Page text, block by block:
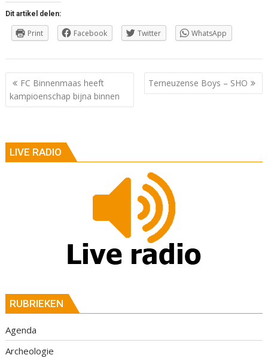
Dit artikel delen:
Print Facebook Twitter WhatsApp
Berichtnavigatie
FC Binnenmaas heeft
kampioenschap bijna binnen
Terneuzense Boys – SHO
LIVE RADIO
RUBRIEKEN
Agenda
Archeologie